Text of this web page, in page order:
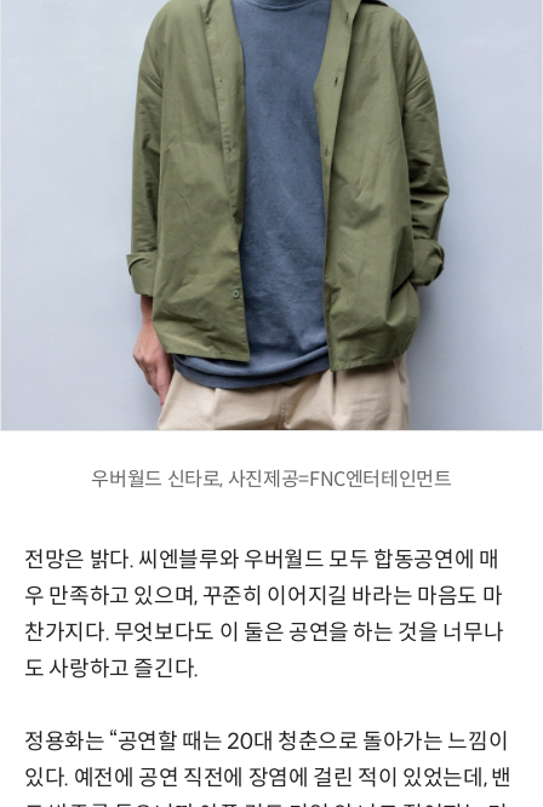
우버월드 신타로, 사진제공=FNC엔터테인먼트
전망은 밝다. 씨엔블루와 우버월드 모두 합동공연에 매
우 만족하고 있으며, 꾸준히 이어지길 바라는 마음도 마
찬가지다. 무엇보다도 이 둘은 공연을 하는 것을 너무나
도 사랑하고 즐긴다.
정용화는 “공연할 때는 20대 청춘으로 돌아가는 느낌이
있다. 예전에 공연 직전에 장염에 걸린 적이 있었는데, 밴